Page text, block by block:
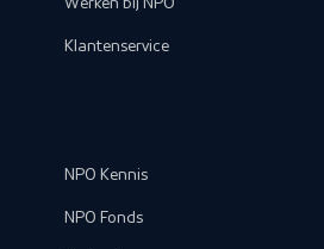
Werken bij NPO
Klantenservice
NPO Kennis
NPO Fonds